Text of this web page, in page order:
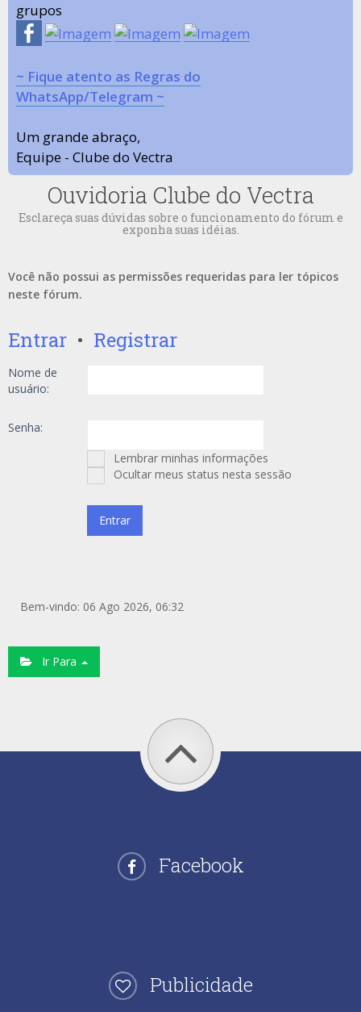
grupos
~ Fique atento as Regras do
WhatsApp/Telegram ~
Um grande abraço,
Equipe - Clube do Vectra
Ouvidoria Clube do Vectra
Esclareça suas dúvidas sobre o funcionamento do fórum e
exponha suas idéias.
Você não possui as permissões requeridas para ler tópicos
neste fórum.
Entrar • Registrar
Nome de
usuário:
Senha:
Lembrar minhas informações
Ocultar meus status nesta sessão
Bem-vindo: 06 Ago 2026, 06:32
Ir Para
Facebook
Publicidade